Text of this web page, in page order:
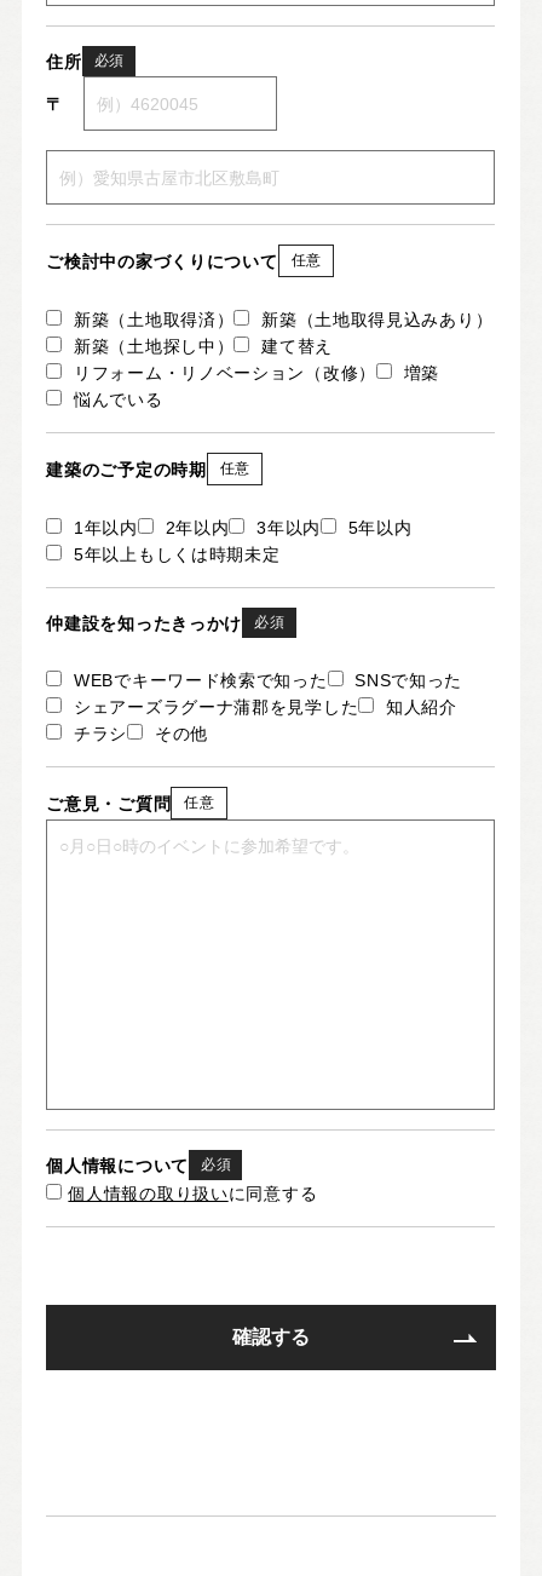
住所 必須
〒
ご検討中の家づくりについて 任意
新築（土地取得済）
新築（土地取得見込みあり）
新築（土地探し中）
建て替え
リフォーム・リノベーション（改修）
増築
悩んでいる
建築のご予定の時期 任意
1年以内 2年以内 3年以内
5年以内
5年以上もしくは時期未定
仲建設を知ったきっかけ 必須
WEBでキーワード検索で知った
SNSで知った
シェアーズラグーナ蒲郡を見学した
知人紹介
チラシ
その他
ご意見・ご質問 任意
個人情報について 必須
個人情報の取り扱いに同意する